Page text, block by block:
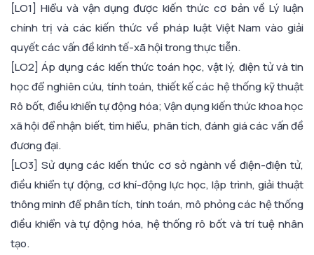
[LO1] Hiểu và vận dụng được kiến thức cơ bản về Lý luận
chính trị và các kiến thức về pháp luật Việt Nam vào giải
quyết các vấn đề kinh tế-xã hội trong thực tiễn.
[LO2] Áp dụng các kiến thức toán học, vật lý, điện tử và tin
học để nghiên cứu, tính toán, thiết kế các hệ thống kỹ thuật
Rô bốt, điều khiển tự động hóa; Vận dụng kiến thức khoa học
xã hội để nhận biết, tìm hiểu, phân tích, đánh giá các vấn đề
đương đại.
[LO3] Sử dụng các kiến thức cơ sở ngành về điện-điện tử,
điều khiển tự động, cơ khí-động lực học, lập trình, giải thuật
thông minh để phân tích, tính toán, mô phỏng các hệ thống
điều khiển và tự động hóa, hệ thống rô bốt và trí tuệ nhân
tạo.